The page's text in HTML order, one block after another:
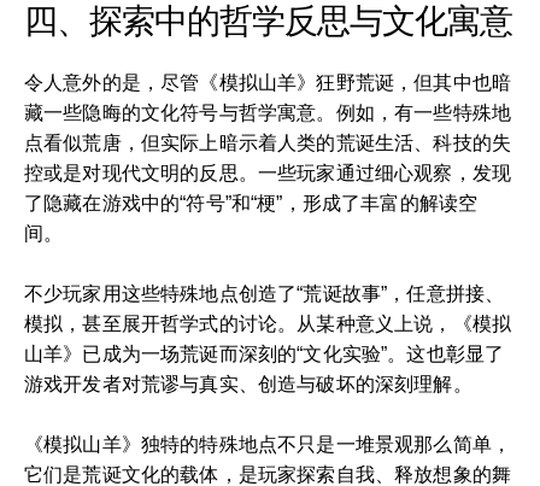
四、探索中的哲学反思与文化寓意
令人意外的是，尽管《模拟山羊》狂野荒诞，但其中也暗
藏一些隐晦的文化符号与哲学寓意。例如，有一些特殊地
点看似荒唐，但实际上暗示着人类的荒诞生活、科技的失
控或是对现代文明的反思。一些玩家通过细心观察，发现
了隐藏在游戏中的“符号”和“梗”，形成了丰富的解读空
间。
不少玩家用这些特殊地点创造了“荒诞故事”，任意拼接、
模拟，甚至展开哲学式的讨论。从某种意义上说，《模拟
山羊》已成为一场荒诞而深刻的“文化实验”。这也彰显了
游戏开发者对荒谬与真实、创造与破坏的深刻理解。
《模拟山羊》独特的特殊地点不只是一堆景观那么简单，
它们是荒诞文化的载体，是玩家探索自我、释放想象的舞